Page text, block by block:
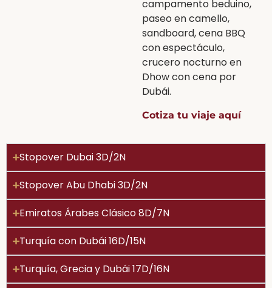
campamento beduino,
paseo en camello,
sandboard, cena BBQ
con espectáculo,
crucero nocturno en
Dhow con cena por
Dubái.
Cotiza tu viaje aquí
Stopover Dubai 3D/2N
Stopover Abu Dhabi 3D/2N
Emiratos Árabes Clásico 8D/7N
Turquía con Dubái 16D/15N
Turquía, Grecia y Dubái 17D/16N